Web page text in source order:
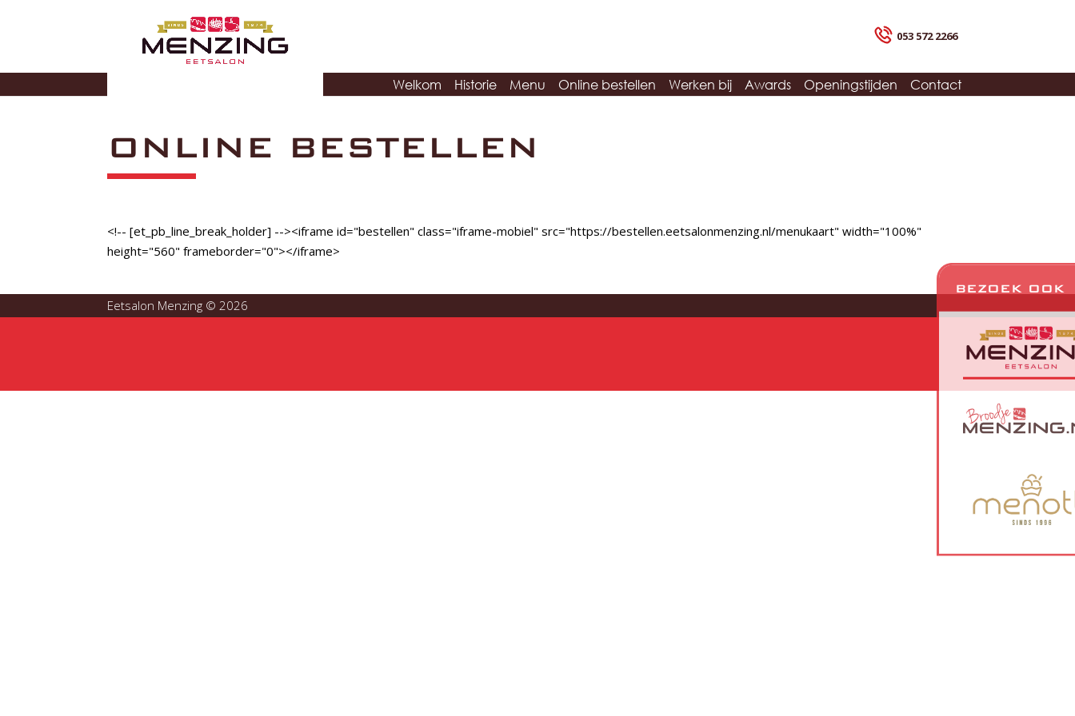
053 572 2266
Welkom Historie Menu Online bestellen Werken bij Awards Openingstijden Contact
ONLINE BESTELLEN
<!-- [et_pb_line_break_holder] --><iframe id="bestellen" class="iframe-mobiel" src="https://bestellen.eetsalonmenzing.nl/menukaart" width="100%"
height="560" frameborder="0"></iframe>
BEZOEK OOK
Eetsalon Menzing © 2026